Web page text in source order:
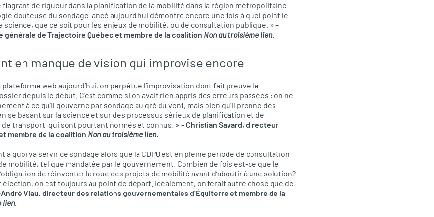
flagrant de rigueur dans la planification de la mobilité dans la région métropolitaine
douteuse du sondage lancé aujourd’hui démontre encore une fois à quel point le
science, que ce soit pour les enjeux de mobilité, ou de consultation publique. » –
générale de Trajectoire Québec et membre de la coalition Non au troisième lien.
en manque de vision qui improvise encore
plateforme web aujourd’hui, on perpétue l’improvisation dont fait preuve le
depuis le début. C’est comme si on avait rien appris des erreurs passées : on ne
à ce qu’il gouverne par sondage au gré du vent, mais bien qu’il prenne des
se basant sur la science et sur des processus sérieux de planification et de
transport, qui sont pourtant normés et connus. » – Christian Savard, directeur
membre de la coalition Non au troisième lien.
à quoi va servir ce sondage alors que la CDPQ est en pleine période de consultation
mobilité, tel que mandatée par le gouvernement. Combien de fois est-ce que le
de réinventer la roue des projets de mobilité avant d’aboutir à une solution?
élection, on est toujours au point de départ. Idéalement, on ferait autre chose que de
Viau, directeur des relations gouvernementales d’Équiterre et membre de la
lien.